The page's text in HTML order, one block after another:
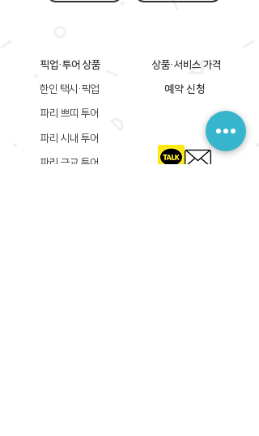
픽업·투어 상품
한인 택시·픽업
상품·서비스 가격
예약 신청
파리 쁘띠 투어
파리 시내 투어
파리 근교 투어